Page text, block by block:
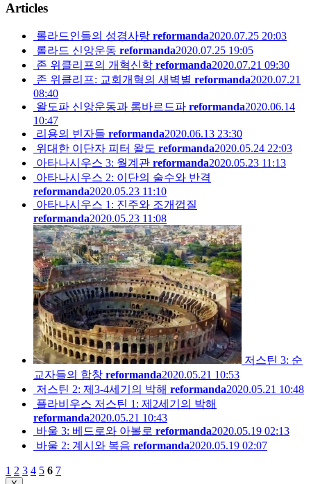
Articles
롤라드인들의 성경사랑 reformanda2020.07.25 20:03
롤라드 신앙운동 reformanda2020.07.25 19:05
존 위클리프의 개혁신학 reformanda2020.07.21 09:30
존 위클리프: 교회개혁의 새벽별 reformanda2020.07.21
08:40
왈도파 신앙운동과 롬바르드파 reformanda2020.06.14
10:47
리용의 빈자들 reformanda2020.06.13 23:30
위대한 이단자 피터 왈도 reformanda2020.05.24 22:03
아타나시우스 3: 월계관 reformanda2020.05.23 11:13
아타나시우스 2: 이단의 술수와 반격
reformanda2020.05.23 11:10
아타나시우스 1: 진주와 조개껍질
reformanda2020.05.23 11:08
저스틴 3: 순
교자들의 합창 reformanda2020.05.21 10:53
저스틴 2: 제3-4세기의 박해 reformanda2020.05.21 10:48
플라비우스 저스틴 1: 제2세기의 박해
reformanda2020.05.21 10:43
바울 3: 베드로와 아볼로 reformanda2020.05.19 02:13
바울 2: 계시와 복음 reformanda2020.05.19 02:07
1 2 3 4 5 6 7